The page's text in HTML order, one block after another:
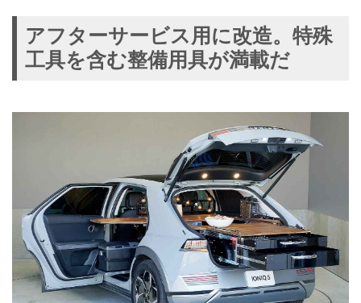
アフターサービス用に改造。特殊
工具を含む整備用具が満載だ